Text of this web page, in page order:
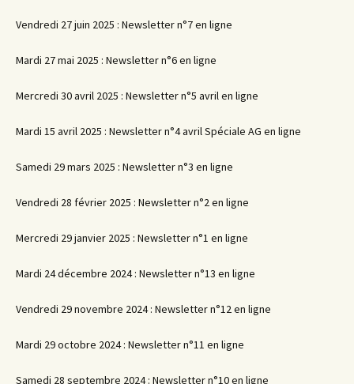
Vendredi 27 juin 2025 : Newsletter n°7 en ligne
Mardi 27 mai 2025 : Newsletter n°6 en ligne
Mercredi 30 avril 2025 : Newsletter n°5 avril en ligne
Mardi 15 avril 2025 : Newsletter n°4 avril Spéciale AG en ligne
Samedi 29 mars 2025 : Newsletter n°3 en ligne
Vendredi 28 février 2025 : Newsletter n°2 en ligne
Mercredi 29 janvier 2025 : Newsletter n°1 en ligne
Mardi 24 décembre 2024 : Newsletter n°13 en ligne
Vendredi 29 novembre 2024 : Newsletter n°12 en ligne
Mardi 29 octobre 2024 : Newsletter n°11 en ligne
Samedi 28 septembre 2024 : Newsletter n°10 en ligne